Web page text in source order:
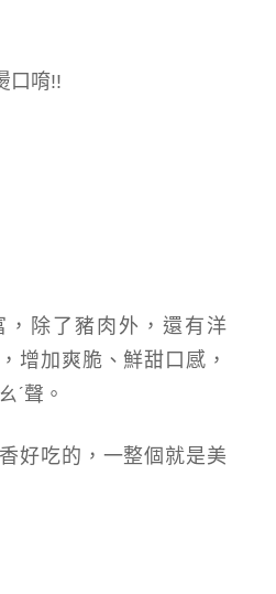
口唷!!
，除了豬肉外，還有洋
增加爽脆、鮮甜口感，
ˊ聲。
好吃的，一整個就是美